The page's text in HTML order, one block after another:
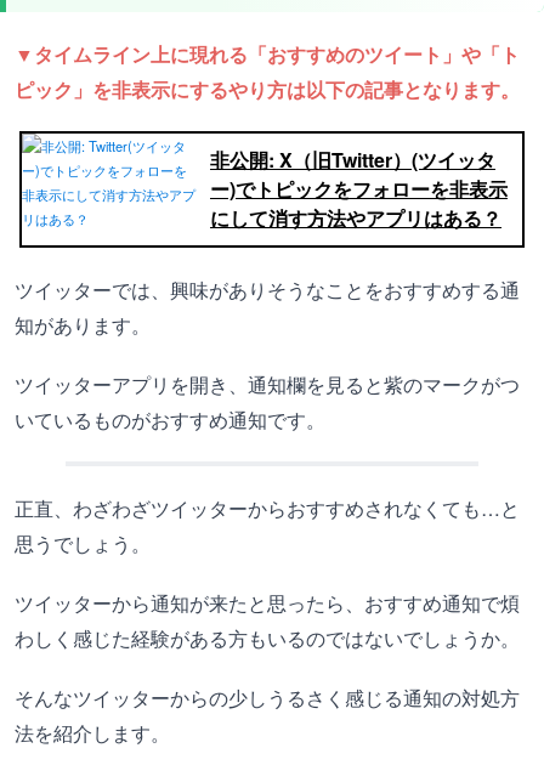
▼タイムライン上に現れる「おすすめのツイート」や「ト
ピック」を非表示にするやり方は以下の記事となります。
非公開: X（旧Twitter）(ツイッタ
ー)でトピックをフォローを非表示
にして消す方法やアプリはある？
ツイッターでは、興味がありそうなことをおすすめする通
知があります。
ツイッターアプリを開き、通知欄を見ると紫のマークがつ
いているものがおすすめ通知です。
正直、わざわざツイッターからおすすめされなくても…と
思うでしょう。
ツイッターから通知が来たと思ったら、おすすめ通知で煩
わしく感じた経験がある方もいるのではないでしょうか。
そんなツイッターからの少しうるさく感じる通知の対処方
法を紹介します。